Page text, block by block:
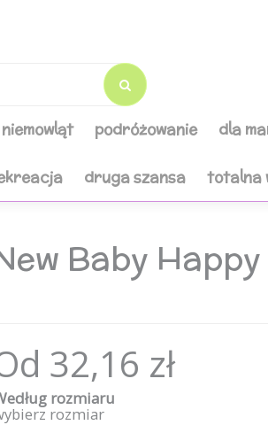
podróżowanie dla
druga szansa totalna
Baby Happy
32,16 zł
rozmiaru
rozmiar